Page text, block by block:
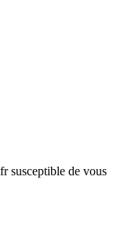
susceptible de vous